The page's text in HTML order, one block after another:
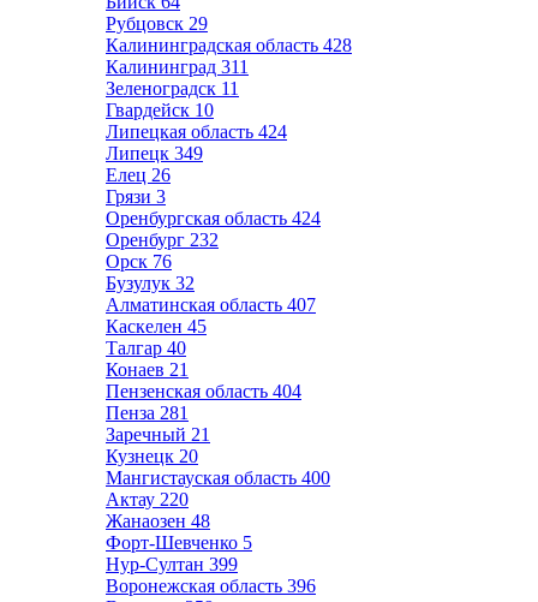
Рубцовск 29
Калининградская область 428
Калининград 311
Зеленоградск 11
Гвардейск 10
Липецкая область 424
Липецк 349
Елец 26
Грязи 3
Оренбургская область 424
Оренбург 232
Орск 76
Бузулук 32
Алматинская область 407
Каскелен 45
Талгар 40
Конаев 21
Пензенская область 404
Пенза 281
Заречный 21
Кузнецк 20
Мангистауская область 400
Актау 220
Жанаозен 48
Форт-Шевченко 5
Нур-Султан 399
Воронежская область 396